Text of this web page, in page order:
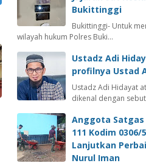
Bukittinggi
Bukittinggi- Untuk
wilayah hukum Polres Buki…
Ustadz Adi
profilnya Ustad
Ustadz Adi Hidayat
dikenal dengan
Anggota Satgas
111 Kodim 0306/
Lanjutkan
Nurul Iman